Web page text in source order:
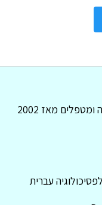
מאז 2002